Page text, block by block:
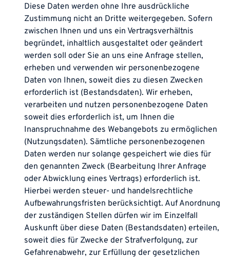
Diese Daten werden ohne Ihre ausdrückliche
Zustimmung nicht an Dritte weitergegeben. Sofern
zwischen Ihnen und uns ein Vertragsverhältnis
begründet, inhaltlich ausgestaltet oder geändert
werden soll oder Sie an uns eine Anfrage stellen,
erheben und verwenden wir personenbezogene
Daten von Ihnen, soweit dies zu diesen Zwecken
erforderlich ist (Bestandsdaten). Wir erheben,
verarbeiten und nutzen personenbezogene Daten
soweit dies erforderlich ist, um Ihnen die
Inanspruchnahme des Webangebots zu ermöglichen
(Nutzungsdaten). Sämtliche personenbezogenen
Daten werden nur solange gespeichert wie dies für
den genannten Zweck (Bearbeitung Ihrer Anfrage
oder Abwicklung eines Vertrags) erforderlich ist.
Hierbei werden steuer- und handelsrechtliche
Aufbewahrungsfristen berücksichtigt. Auf Anordnung
der zuständigen Stellen dürfen wir im Einzelfall
Auskunft über diese Daten (Bestandsdaten) erteilen,
soweit dies für Zwecke der Strafverfolgung, zur
Gefahrenabwehr, zur Erfüllung der gesetzlichen